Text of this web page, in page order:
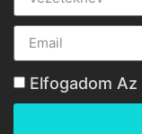
Elfogadom Az